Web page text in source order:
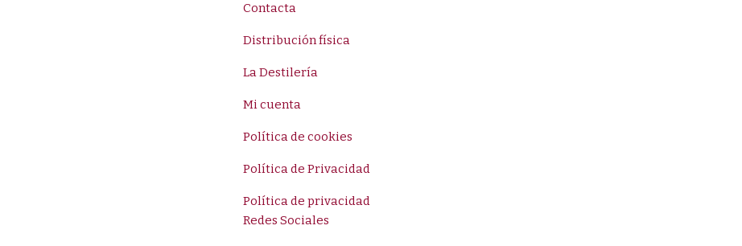
Contacta
Distribución física
La Destilería
Mi cuenta
Política de cookies
Política de Privacidad
Política de privacidad
Redes Sociales